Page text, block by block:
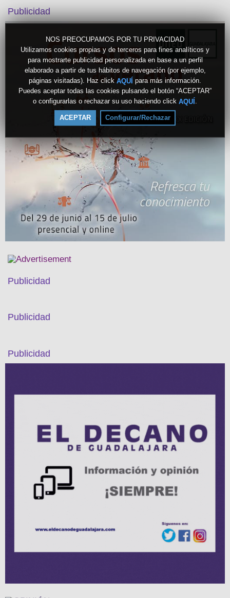
NOS PREOCUPAMOS POR TU PRIVACIDAD
Utilizamos cookies propias y de terceros para fines analíticos y
para mostrarte publicidad personalizada en base a un perfil
elaborado a partir de tus hábitos de navegación (por ejemplo,
páginas visitadas). Haz click AQUÍ para más información.
Puedes aceptar todas las cookies pulsando el botón “ACEPTAR”
o configurarlas o rechazar su uso haciendo click AQUÍ .
ACEPTAR Configurar/Rechazar
Publicidad
Publicidad
Publicidad
Publicidad